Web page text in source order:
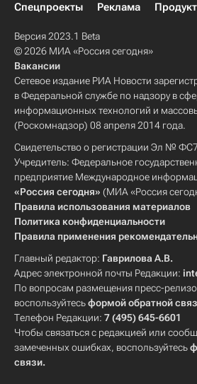
Спецпроекты
Реклама
Версия 2023.1 Beta
© 2026 МИА «Россия сегодня»
Вакансии
Сетевое издание РИА Новости
в Федеральной службе по надзору в
информационных технологий и
(Роскомнадзор) 08 апреля 2014 года.
Свидетельство о регистрации Эл №
Учредитель: Федеральное
предприятие Международное
«Россия сегодня» (МИА «Россия
Правила использования материалов
Политика конфиденциальности
Правила применения
Главный редактор: Гаврилова А.В.
Адрес электронной почты Редакции:
По вопросам размещения пресс-
воспользуйтесьформой обратной
Телефон Редакции: 7 (495) 645-6601
Чтобы связаться с редакцией или
замеченных ошибках, воспользуйтесь
связи.